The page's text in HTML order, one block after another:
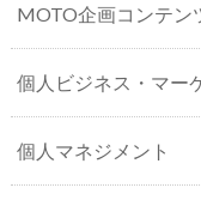
MOTO企画コンテン
個人ビジネス・マー
個人マネジメント